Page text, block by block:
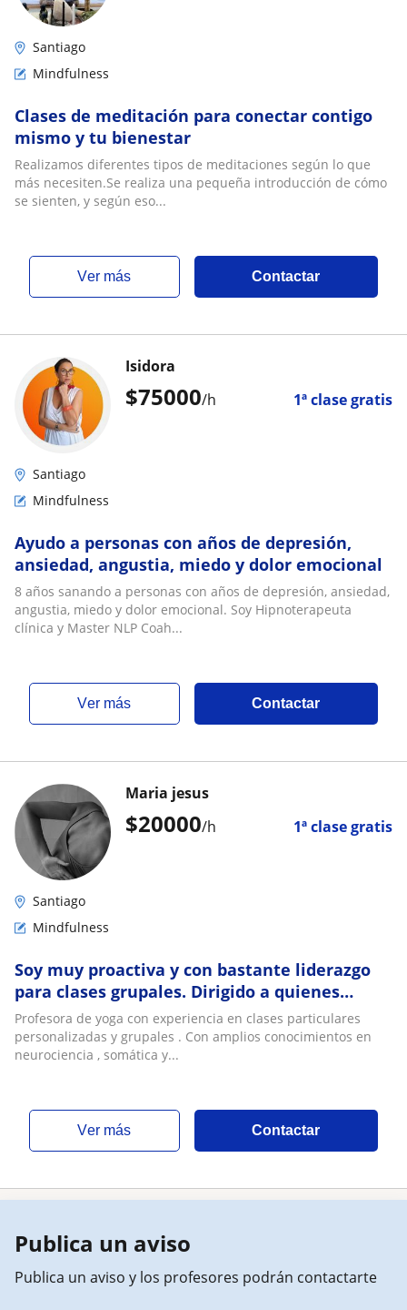
Santiago
Mindfulness
Clases de meditación para conectar contigo
mismo y tu bienestar
Realizamos diferentes tipos de meditaciones según lo que
más necesiten.Se realiza una pequeña introducción de cómo
se sienten, y según eso...
ver más Contactar
$75000/h 1ª clase gratis
Isidora
Santiago
Mindfulness
Ayudo a personas con años de depresión,
ansiedad, angustia, miedo y dolor emocional
8 años sanando a personas con años de depresión, ansiedad,
angustia, miedo y dolor emocional. Soy Hipnoterapeuta
clínica y Master NLP Coah...
ver más Contactar
$20000/h 1ª clase gratis
Maria jesus
Santiago
Mindfulness
Soy muy proactiva y con bastante liderazgo
para clases grupales. Dirigido a quienes
priorizan bienestar mental , físico y
emociona
Profesora de yoga con experiencia en clases particulares
personalizadas y grupales . Con amplios conocimientos en
neurociencia , somática y...
ver más Contactar
Publica un aviso
Publica un aviso y los profesores podrán contactarte